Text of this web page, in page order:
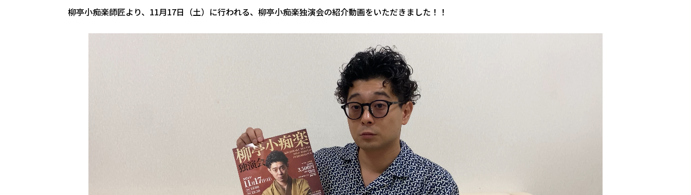
柳亭小痴楽師匠より、11月17日（土）に行われる、柳亭小痴楽独演会の紹介動画をいただきました！！